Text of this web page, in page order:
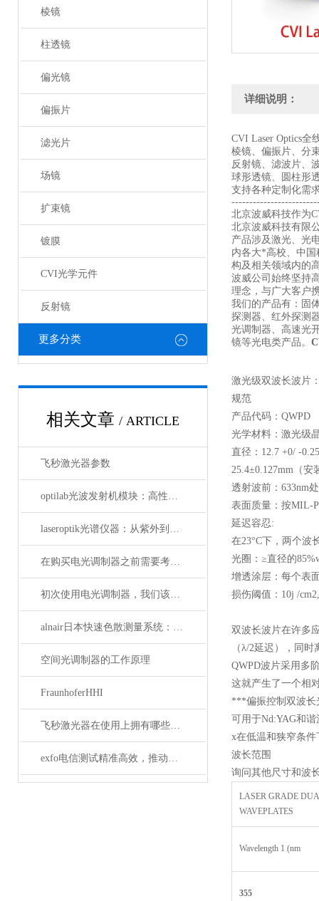
棱镜
柱透镜
偏光镜
偏振片
滤光片
场镜
扩束镜
镀膜
CVI光学元件
反射镜
更多分类
相关文章 / ARTICLE
飞秒激光器参数
optilab光波发射机模块：高性能通信的核心组件
laseroptik光谱仪器：从紫外到红外的精密光学测量解决方案
在购买电光调制器之前需要考虑许多性质
初次使用电光调制器，我们该注意什么事项？
alnair日本快速色散测量系统：精准捕捉光学世界的瞬息万变
空间光调制器的工作原理
FraunhoferHHI
飞秒激光器在使用上拥有哪些特点？
exfo电信测试精准高效，推动通信网络质量新标准
详细说明：
CVI Laser Optics全
棱镜、偏振片、分
反射镜、滤波片、
球形透镜、圆柱形
支持各种定制化需
北京波威科技作为
北京波威科技有限
产品涉及激光、光
内各大*高校、中
构及相关领域内的
波威公司始终坚持
理念，与广大客户
我们的产品有：固
探测器、红外探测
光调制器、高速光
镜等光电类产品。
激光级双波长波片
规范
产品代码：QWPD
光学材料：激光级
直径：12.7 +0/ -
25.4±0.127mm（安
透射波前：633nm
表面质量：按MIL-
延迟容忍:
在23°C下，两个波
光圈：≥直径的
增透涂层：每个表
损伤阈值：10j /
双波长波片在许多
（λ/2延迟），同
QWPD波片采用多
这就产生了一个相
***偏振控制双波长
可用于Nd:YAG和谐
x在低温和狭窄条件
波长范围
询问其他尺寸和波
LASER GRADE
WAVEPLATES
Wavelength 1 (nm
355